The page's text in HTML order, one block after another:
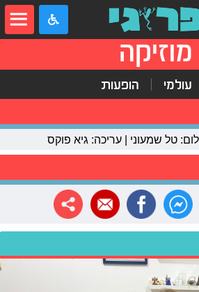
מוזיקה
עולמי הופעות
טל שמעוני | עריכה: גיא פוקס